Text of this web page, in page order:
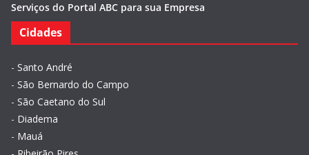
Serviços do Portal ABC para sua Empresa
Cidades
- Santo André
- São Bernardo do Campo
- São Caetano do Sul
- Diadema
- Mauá